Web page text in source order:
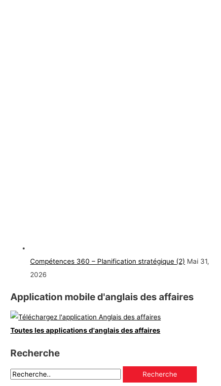
Compétences 360 – Planification stratégique (2) Mai 31,
2026
Application mobile d'anglais des affaires
Toutes les applications d'anglais des affaires
Recherche